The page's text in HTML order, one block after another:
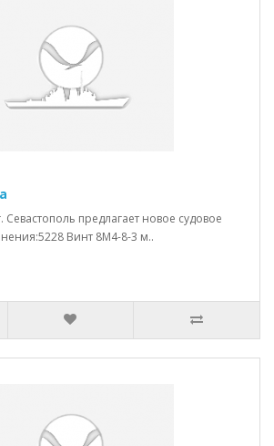
предлагает новое судовое
Винт 8М4-8-3 м..